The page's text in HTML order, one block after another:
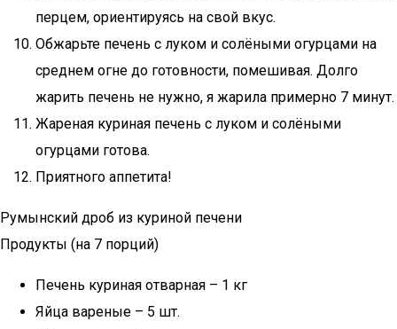
перцем, ориентируясь на свой вкус.
Обжарьте печень с луком и солёными огурцами на
среднем огне до готовности, помешивая. Долго
жарить печень не нужно, я жарила примерно 7 минут.
Жареная куриная печень с луком и солёными
огурцами готова.
Приятного аппетита!
Румынский дроб из куриной печени
Продукты (на 7 порций)
Печень куриная отварная – 1 кг
Яйца вареные – 5 шт.